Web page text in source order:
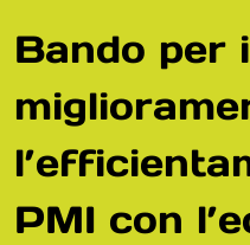
Bando per
PMI con